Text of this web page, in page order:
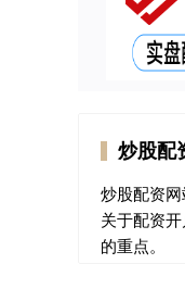
炒股配
炒股配资
关于配资
的重点。